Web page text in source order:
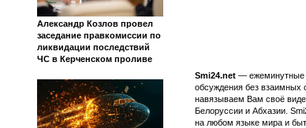
Александр Козлов провел
заседание правкомиссии по
ликвидации последствий
ЧС в Керченском проливе
Smi24.net — ежеминутные
обсуждения без взаимных
навязываем Вам своё
Белоруссии и Абхазии.
на любом языке мира и